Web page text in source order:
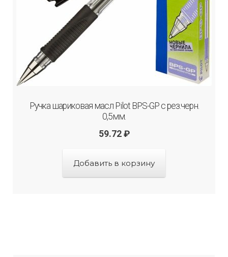
Ручка шариковая масл Pilot BPS-GP с рез.черн.
0,5мм.
59.72 ₽
Добавить в корзину